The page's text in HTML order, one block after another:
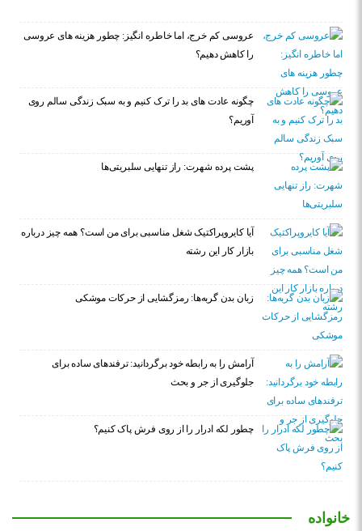
عروسی کم خرج، اما خاطره انگیز: چطور هزینه های عروسی
را کاهش دهیم؟
چگونه عادت‌ های بد را ترک کنیم و به سبک زندگی سالم روی
آوریم؟
پشت پرده شهرت: راز تنهایی سلبریتی‌ها
آیا کایروپراکتیک شغل مناسبی برای من است؟ همه چیز درباره
بازار کار این رشته
زبان بدن گربه‌ها: رمزگشایی از حرکات موشکی
آرامش را به رابطه خود برگردانید: ترفندهای ساده برای
جلوگیری از جر و بحث
چطور لکه ادرار را از روی فرش پاک کنیم؟
خانواده